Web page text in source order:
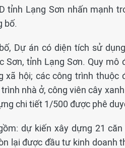
tỉnh Lạng Sơn nhấn mạnh
bố.
Dự án có diện tích sử
Sơn, tỉnh Lạng Sơn. Quy
xã hội; các công trình thuộc
nhà ở, công viên cây
chi tiết 1/500 được phê
dự kiến xây dựng 21
lại được đầu tư kinh doanh